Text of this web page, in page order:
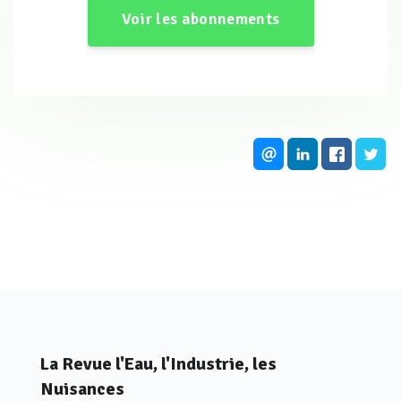
biofiltre N (5). Un lavage régulier des filtres a lieu,
Tableau 1 : Paramètres de dimensionnement
NH₄⁺
25 mg/L → < 10 mg/L (60 %)
P total
4 mg/L → < 1 mg/L (75 %)
Voir les abonnements
La Revue l'Eau, l'Industrie, les
Nuisances